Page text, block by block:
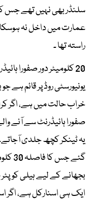
عمارت میں داخل نہ
راستہ تھا ۔
20 کلومیٹر دور صفورا
یونیورسٹی روڈ پر قائم ہے
خراب حالت میں ہے، اگر
صفورا ہائیڈرنٹ سے آنے
یہ ٹینکر کچھ جلدی
گئے
بجھانے کے لیے ہیلی
ایک ہی اسنارکل ہے، اگر